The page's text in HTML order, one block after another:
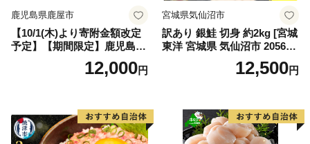
鹿児島県鹿屋市
【10/1(木)より寄附金額改定
予定】【期間限定】鹿児島県
大隅産うなぎ蒲焼4尾（400
g） KN007-02312,000円
宮城県気仙沼市
訳あり 銀鮭 切身 約2kg [宮城
東洋 宮城県 気仙沼市 205649
91] 鮭 魚介類 海鮮 訳アリ 規
格外 不揃い さけ サケ 鮭切身
切り身 魚 わけあり
12,500円